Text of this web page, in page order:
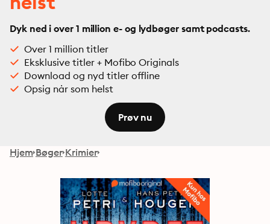
Dyk ned i over 1 million e- og lydbøger samt podcasts.
Over 1 million titler
Eksklusive titler + Mofibo Originals
Download og nyd titler offline
Opsig når som helst
Prøv nu
Hjem Bøger Krimier